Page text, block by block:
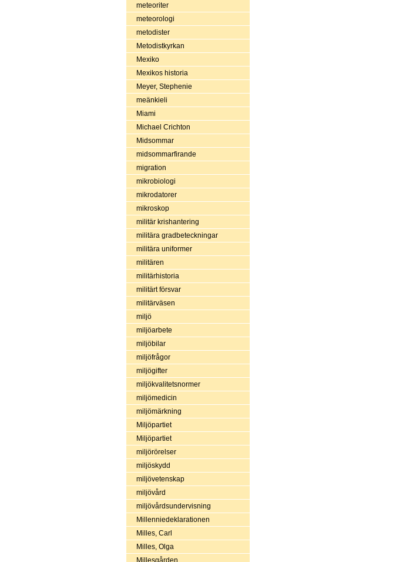
meteoriter
meteorologi
metodister
Metodistkyrkan
Mexiko
Mexikos historia
Meyer, Stephenie
meänkieli
Miami
Michael Crichton
Midsommar
midsommarfirande
migration
mikrobiologi
mikrodatorer
mikroskop
militär krishantering
militära gradbeteckningar
militära uniformer
militären
militärhistoria
militärt försvar
militärväsen
miljö
miljöarbete
miljöbilar
miljöfrågor
miljögifter
miljökvalitetsnormer
miljömedicin
miljömärkning
Miljöpartiet
Miljöpartiet
miljörörelser
miljöskydd
miljövetenskap
miljövård
miljövårdsundervisning
Millenniedeklarationen
Milles, Carl
Milles, Olga
Millesgården